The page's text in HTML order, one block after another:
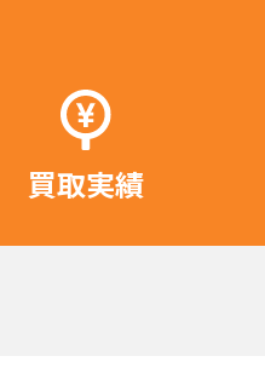
買取実績